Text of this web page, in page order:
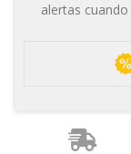
alertas